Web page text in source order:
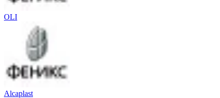
OLI
Alcaplast